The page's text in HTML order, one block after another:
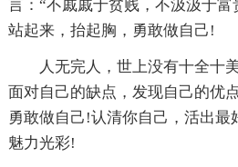
言：“不戚戚于贫贱，不汲汲于富
站起来，抬起胸，勇敢做自己!
人无完人，世上没有十全十
面对自己的缺点，发现自己的优
勇敢做自己!认清你自己，活出最
魅力光彩!